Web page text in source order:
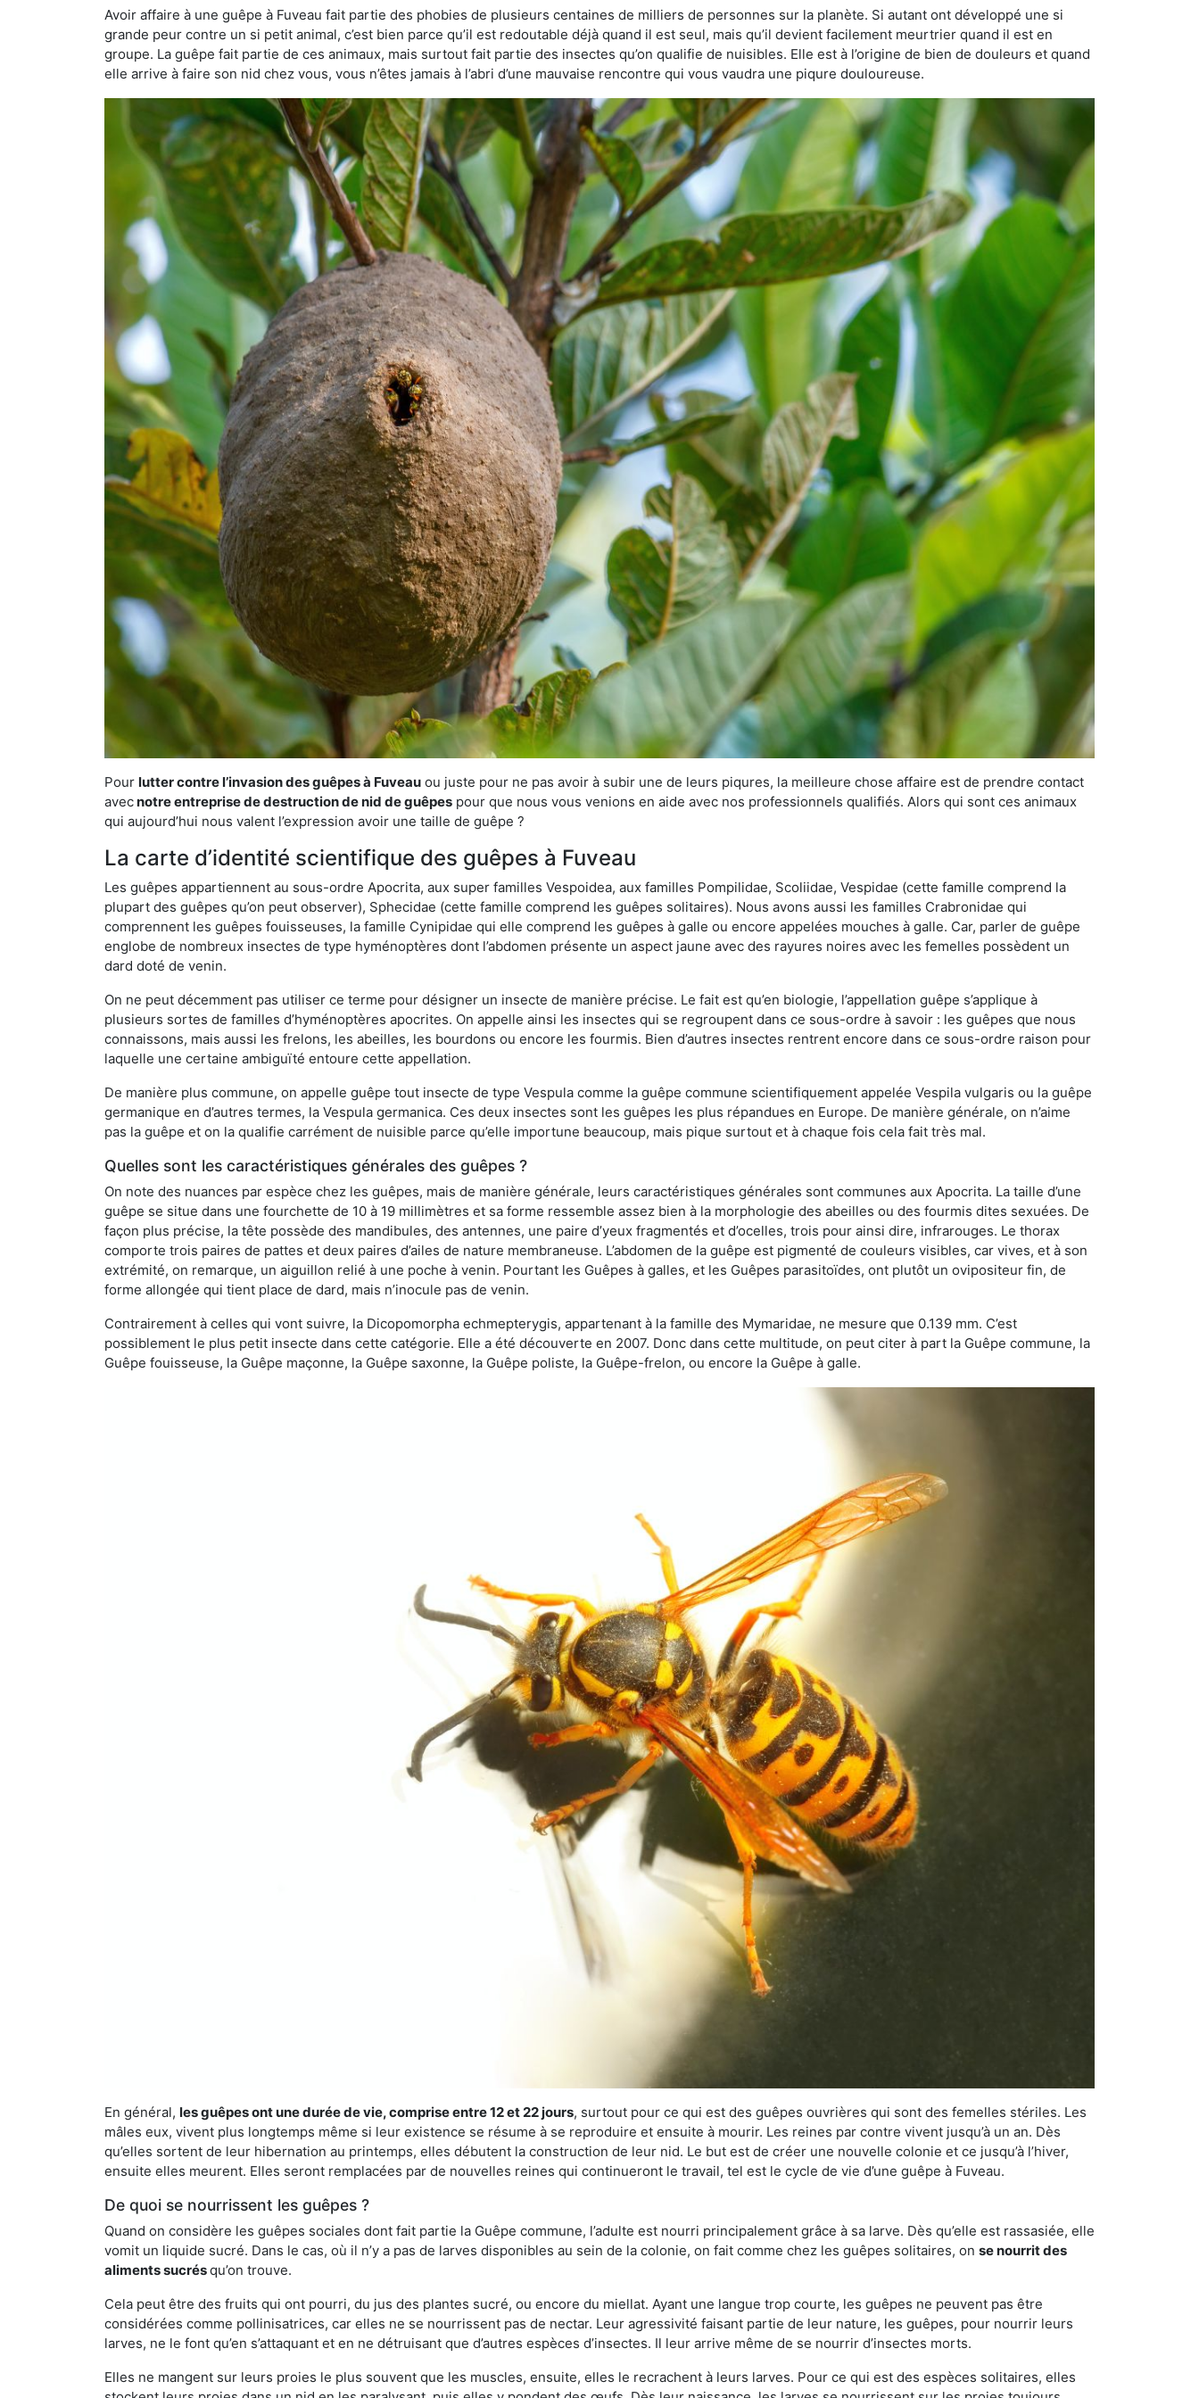
Avoir affaire à une guêpe à Fuveau fait partie des phobies de plusieurs centaines de milliers de personnes sur la planète. Si autant ont développé une si
grande peur contre un si petit animal, c’est bien parce qu’il est redoutable déjà quand il est seul, mais qu’il devient facilement meurtrier quand il est en
groupe. La guêpe fait partie de ces animaux, mais surtout fait partie des insectes qu’on qualifie de nuisibles. Elle est à l’origine de bien de douleurs et quand
elle arrive à faire son nid chez vous, vous n’êtes jamais à l’abri d’une mauvaise rencontre qui vous vaudra une piqure douloureuse.
Pour lutter contre l’invasion des guêpes à Fuveau ou juste pour ne pas avoir à subir une de leurs piqures, la meilleure chose affaire est de prendre contact
avecnotre entreprise de destruction de nid de guêpes pour que nous vous venions en aide avec nos professionnels qualifiés. Alors qui sont ces animaux
qui aujourd’hui nous valent l’expression avoir une taille de guêpe ?
La carte d’identité scientifique des guêpes à Fuveau
Les guêpes appartiennent au sous-ordre Apocrita, aux super familles Vespoidea, aux familles Pompilidae, Scoliidae, Vespidae (cette famille comprend la
plupart des guêpes qu’on peut observer), Sphecidae (cette famille comprend les guêpes solitaires). Nous avons aussi les familles Crabronidae qui
comprennent les guêpes fouisseuses, la famille Cynipidae qui elle comprend les guêpes à galle ou encore appelées mouches à galle. Car, parler de guêpe
englobe de nombreux insectes de type hyménoptères dont l’abdomen présente un aspect jaune avec des rayures noires avec les femelles possèdent un
dard doté de venin.
On ne peut décemment pas utiliser ce terme pour désigner un insecte de manière précise. Le fait est qu’en biologie, l’appellation guêpe s’applique à
plusieurs sortes de familles d’hyménoptères apocrites. On appelle ainsi les insectes qui se regroupent dans ce sous-ordre à savoir : les guêpes que nous
connaissons, mais aussi les frelons, les abeilles, les bourdons ou encore les fourmis. Bien d’autres insectes rentrent encore dans ce sous-ordre raison pour
laquelle une certaine ambiguïté entoure cette appellation.
De manière plus commune, on appelle guêpe tout insecte de type Vespula comme la guêpe commune scientifiquement appelée Vespila vulgaris ou la guêpe
germanique en d’autres termes, la Vespula germanica. Ces deux insectes sont les guêpes les plus répandues en Europe. De manière générale, on n’aime
pas la guêpe et on la qualifie carrément de nuisible parce qu’elle importune beaucoup, mais pique surtout et à chaque fois cela fait très mal.
Quelles sont les caractéristiques générales des guêpes ?
On note des nuances par espèce chez les guêpes, mais de manière générale, leurs caractéristiques générales sont communes aux Apocrita. La taille d’une
guêpe se situe dans une fourchette de 10 à 19 millimètres et sa forme ressemble assez bien à la morphologie des abeilles ou des fourmis dites sexuées. De
façon plus précise, la tête possède des mandibules, des antennes, une paire d’yeux fragmentés et d’ocelles, trois pour ainsi dire, infrarouges. Le thorax
comporte trois paires de pattes et deux paires d’ailes de nature membraneuse. L’abdomen de la guêpe est pigmenté de couleurs visibles, car vives, et à son
extrémité, on remarque, un aiguillon relié à une poche à venin. Pourtant les Guêpes à galles, et les Guêpes parasitoïdes, ont plutôt un ovipositeur fin, de
forme allongée qui tient place de dard, mais n’inocule pas de venin.
Contrairement à celles qui vont suivre, la Dicopomorpha echmepterygis, appartenant à la famille des Mymaridae, ne mesure que 0.139 mm. C’est
possiblement le plus petit insecte dans cette catégorie. Elle a été découverte en 2007. Donc dans cette multitude, on peut citer à part la Guêpe commune, la
Guêpe fouisseuse, la Guêpe maçonne, la Guêpe saxonne, la Guêpe poliste, la Guêpe-frelon, ou encore la Guêpe à galle.
En général, les guêpes ont une durée de vie, comprise entre 12 et 22 jours, surtout pour ce qui est des guêpes ouvrières qui sont des femelles stériles. Les
mâles eux, vivent plus longtemps même si leur existence se résume à se reproduire et ensuite à mourir. Les reines par contre vivent jusqu’à un an. Dès
qu’elles sortent de leur hibernation au printemps, elles débutent la construction de leur nid. Le but est de créer une nouvelle colonie et ce jusqu’à l’hiver,
ensuite elles meurent. Elles seront remplacées par de nouvelles reines qui continueront le travail, tel est le cycle de vie d’une guêpe à Fuveau.
De quoi se nourrissent les guêpes ?
Quand on considère les guêpes sociales dont fait partie la Guêpe commune, l’adulte est nourri principalement grâce à sa larve. Dès qu’elle est rassasiée, elle
vomit un liquide sucré. Dans le cas, où il n’y a pas de larves disponibles au sein de la colonie, on fait comme chez les guêpes solitaires, on se nourrit des
aliments sucrésqu’on trouve.
Cela peut être des fruits qui ont pourri, du jus des plantes sucré, ou encore du miellat. Ayant une langue trop courte, les guêpes ne peuvent pas être
considérées comme pollinisatrices, car elles ne se nourrissent pas de nectar. Leur agressivité faisant partie de leur nature, les guêpes, pour nourrir leurs
larves, ne le font qu’en s’attaquant et en ne détruisant que d’autres espèces d’insectes. Il leur arrive même de se nourrir d’insectes morts.
Elles ne mangent sur leurs proies le plus souvent que les muscles, ensuite, elles le recrachent à leurs larves. Pour ce qui est des espèces solitaires, elles